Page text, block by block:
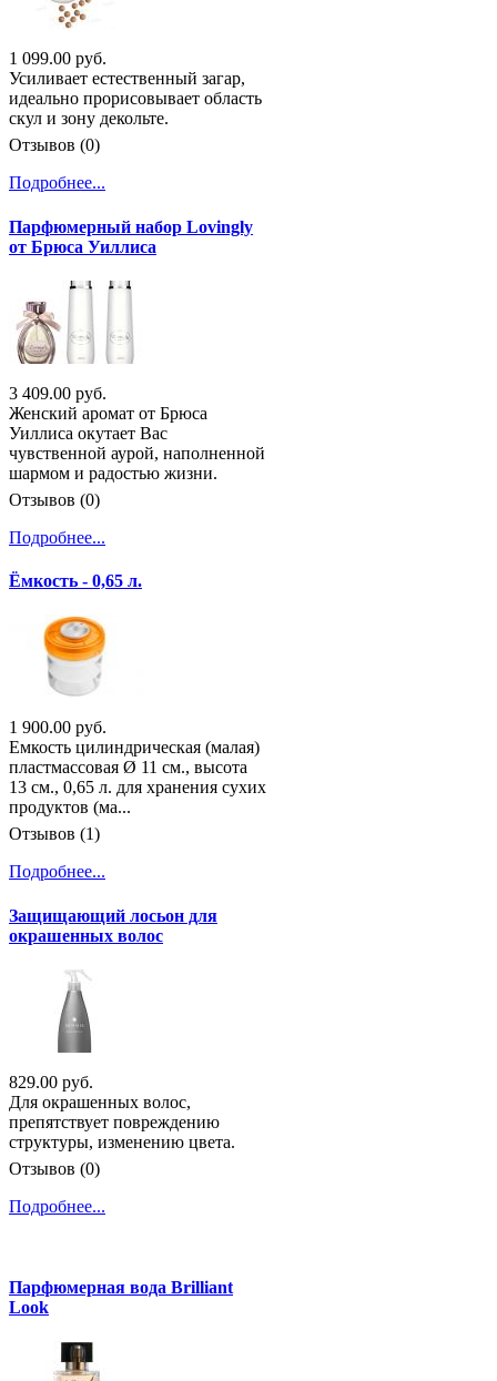
1 099.00 руб.
Усиливает естественный загар,
идеально прорисовывает область
скул и зону декольте.
Отзывов (0)
Подробнее...
Парфюмерный набор Lovingly
от Брюса Уиллиса
3 409.00 руб.
Женский аромат от Брюса
Уиллиса окутает Вас
чувственной аурой, наполненной
шармом и радостью жизни.
Отзывов (0)
Подробнее...
Ёмкость - 0,65 л.
1 900.00 руб.
Емкость цилиндрическая (малая)
пластмассовая Ø 11 см., высота
13 см., 0,65 л. для хранения сухих
продуктов (ма...
Отзывов (1)
Подробнее...
Защищающий лосьон для
окрашенных волос
829.00 руб.
Для окрашенных волос,
препятствует повреждению
структуры, изменению цвета.
Отзывов (0)
Подробнее...
Парфюмерная вода Brilliant
Look